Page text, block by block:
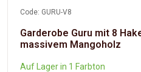
Code: GURU-V8
Garderobe Guru mit 8
massivem Mangoholz
Auf Lager in 1 Farbton